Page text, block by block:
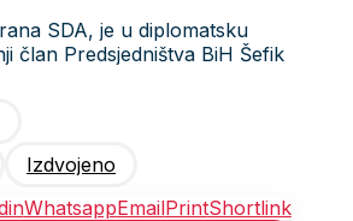
SDA, je u diplomatsku
član Predsjedništva BiH Šefik
Izdvojeno
WhatsappEmailPrintShortlink